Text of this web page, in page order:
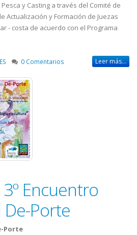
y Casting a través del Comité de
Actualización y Formación de Juezas
- costa de acuerdo con el Programa
0 Comentarios Leer más...
Encuentro
Porte
Porte